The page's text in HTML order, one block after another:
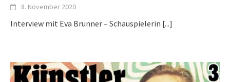
8. November 2020
Interview mit Eva Brunner – Schauspielerin [...]